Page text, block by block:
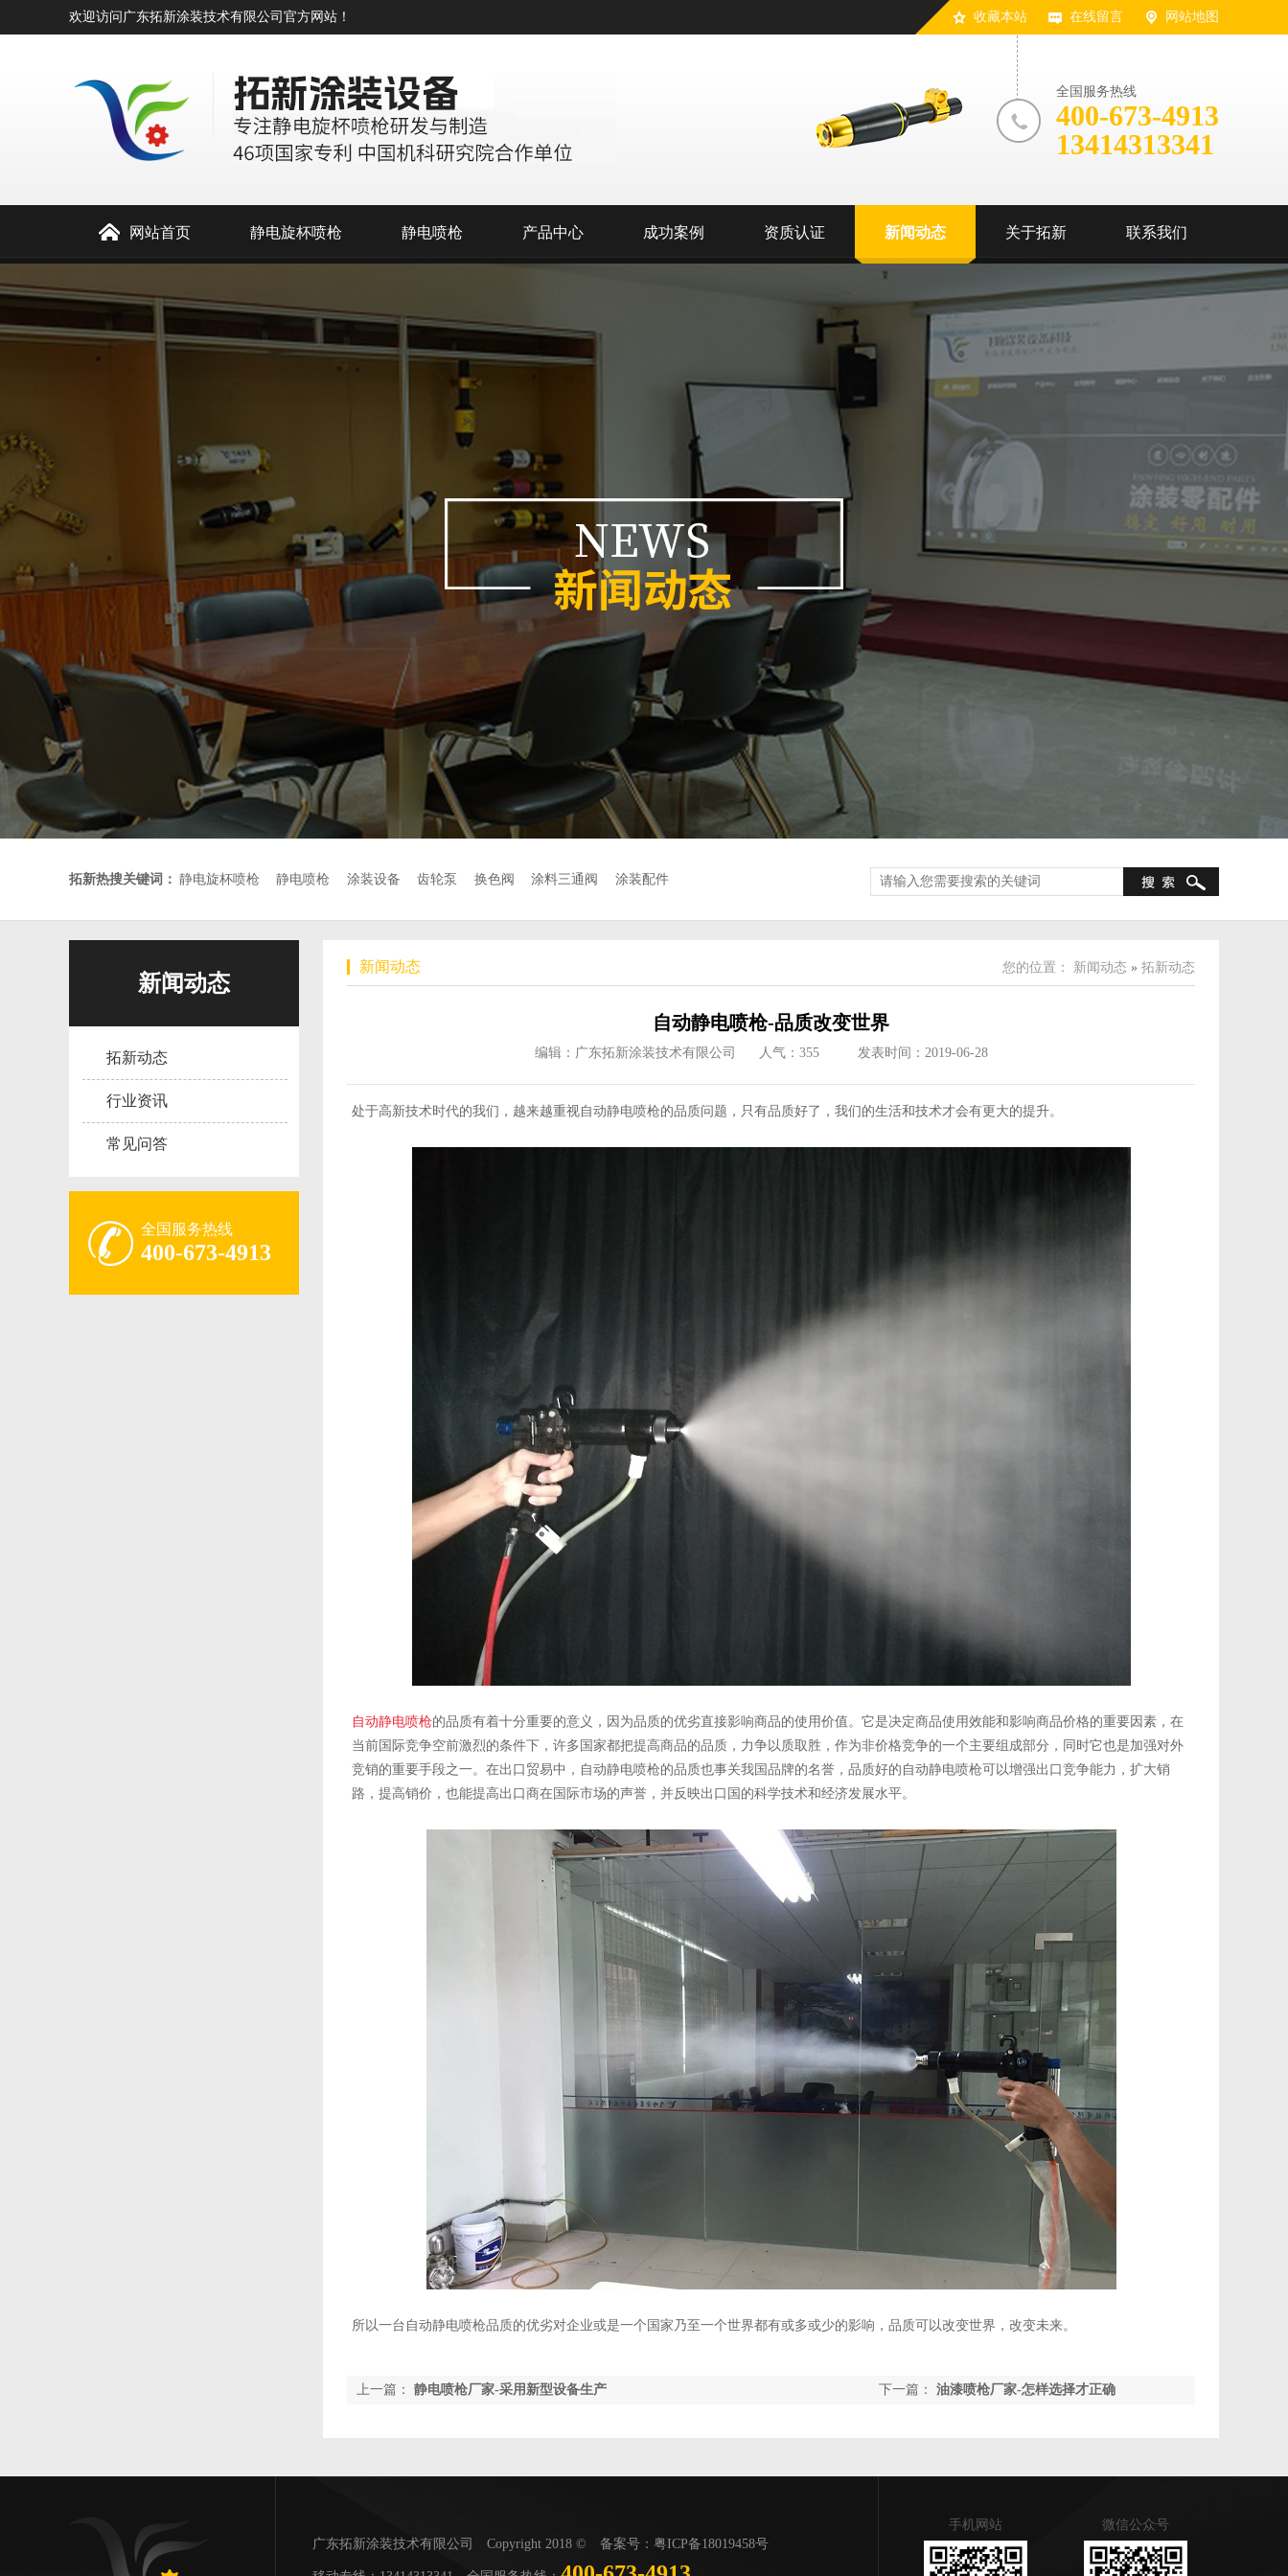
收藏本站 在线留言 网站地图
欢迎访问广东拓新涂装技术有限公司官方网站！
全国服务热线
400-673-4913
13414313341
网站首页 静电旋杯喷枪 静电喷枪 产品中心 成功案例 资质认证 新闻动态 关于拓新 联系我们
拓新热搜关键词： 静电旋杯喷枪 静电喷枪 涂装设备 齿轮泵 换色阀 涂料三通阀 涂装配件
新闻动态
拓新动态
行业资讯
常见问答
全国服务热线
400-673-4913
新闻动态 您的位置： 新闻动态 » 拓新动态
自动静电喷枪-品质改变世界
编辑：广东拓新涂装技术有限公司 人气： 355 发表时间：2019-06-28
处于高新技术时代的我们，越来越重视自动静电喷枪的品质问题，只有品质好了，我们的生活和技术才会有更大的提升。
自动静电喷枪的品质有着十分重要的意义，因为品质的优劣直接影响商品的使用价值。它是决定商品使用效能和影响商品价格的重要因素，在
当前国际竞争空前激烈的条件下，许多国家都把提高商品的品质，力争以质取胜，作为非价格竞争的一个主要组成部分，同时它也是加强对外
竞销的重要手段之一。在出口贸易中，自动静电喷枪的品质也事关我国品牌的名誉，品质好的自动静电喷枪可以增强出口竞争能力，扩大销
路，提高销价，也能提高出口商在国际市场的声誉，并反映出口国的科学技术和经济发展水平。
所以一台自动静电喷枪品质的优劣对企业或是一个国家乃至一个世界都有或多或少的影响，品质可以改变世界，改变未来。
下一篇： 油漆喷枪厂家-怎样选择才正确
上一篇： 静电喷枪厂家-采用新型设备生产
广东拓新涂装技术有限公司 Copyright 2018 © 备案号： 粤ICP备18019458号
手机网站 微信公众号